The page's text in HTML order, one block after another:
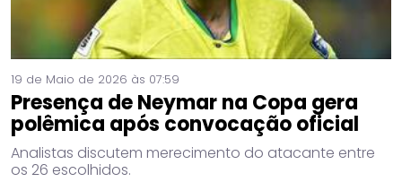
19 de Maio de 2026 às 07:59
Presença de Neymar na Copa gera
polêmica após convocação oficial
Analistas discutem merecimento do atacante entre
os 26 escolhidos.